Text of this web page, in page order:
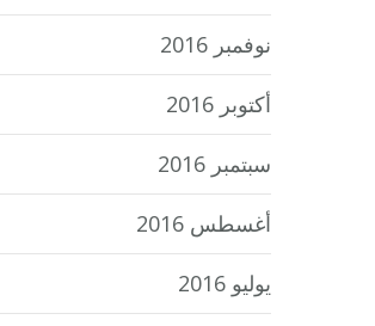
نوفمبر 2016
أكتوبر 2016
سبتمبر 2016
أغسطس 2016
يوليو 2016